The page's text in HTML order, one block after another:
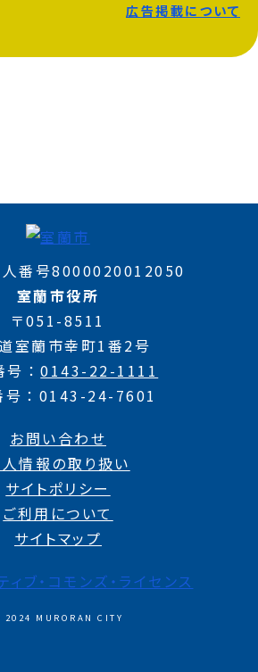
広告掲載について
番号8000020012050
室蘭市役所
〒051-8511
室蘭市幸町1番2号
号
0143-22-1111
号
0143-24-7601
お問い合わせ
情報の取り扱い
サイトポリシー
ご利用について
サイトマップ
2024 MURORAN CITY